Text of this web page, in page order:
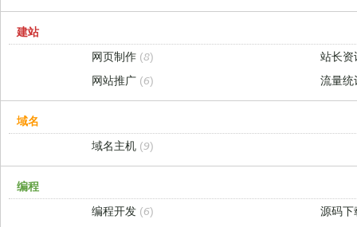
建站
网页制作 (8)
站长
网站推广 (6) 流量
域名
域名主机 (9)
编程
编程开发 (6)
源码